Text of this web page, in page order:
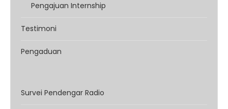
Pengajuan Internship
Testimoni
Pengaduan
Survei Pendengar Radio